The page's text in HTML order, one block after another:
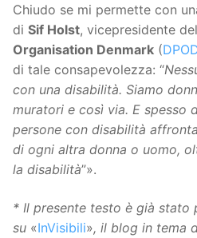
Chiudo se mi permette con
di Sif Holst, vicepresidente
Organisation Denmark (
di tale consapevolezza: “
con una disabilità. Siamo
muratori e così via. E spesso
persone con disabilità
di ogni altra donna o uomo,
la disabilità”».
* Il presente testo è già stato
su «InVisibili», il blog in tema